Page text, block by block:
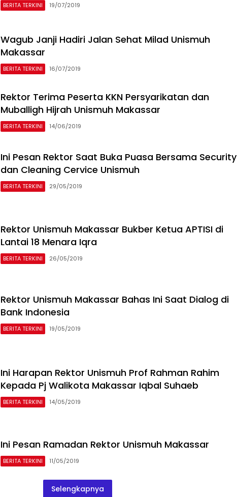
BERITA TERKINI 19/07/2019
Wagub Janji Hadiri Jalan Sehat Milad Unismuh
Makassar
BERITA TERKINI 16/07/2019
Rektor Terima Peserta KKN Persyarikatan dan
Muballigh Hijrah Unismuh Makassar
BERITA TERKINI 14/06/2019
Ini Pesan Rektor Saat Buka Puasa Bersama Security
dan Cleaning Cervice Unismuh
BERITA TERKINI 29/05/2019
Rektor Unismuh Makassar Bukber Ketua APTISI di
Lantai 18 Menara Iqra
BERITA TERKINI 26/05/2019
Rektor Unismuh Makassar Bahas Ini Saat Dialog di
Bank Indonesia
BERITA TERKINI 19/05/2019
Ini Harapan Rektor Unismuh Prof Rahman Rahim
Kepada Pj Walikota Makassar Iqbal Suhaeb
BERITA TERKINI 14/05/2019
Ini Pesan Ramadan Rektor Unismuh Makassar
BERITA TERKINI 11/05/2019
Selengkapnya